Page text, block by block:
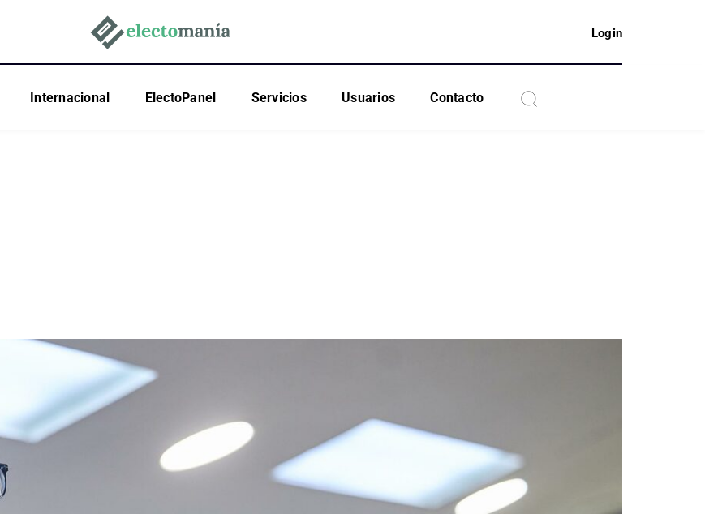
Login
Internacional ElectoPanel Servicios Usuarios Contacto